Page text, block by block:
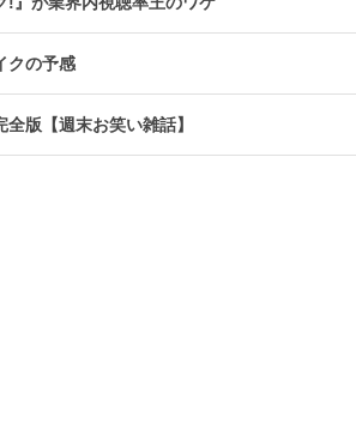
クの予感
全版【週末お笑い雑話】